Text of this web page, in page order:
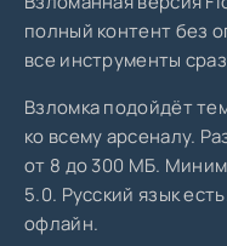
полный контент без
все инструменты
Взломка подойдёт
ко всему арсеналу.
от 8 до 300 МБ.
5.0. Русский язык
офлайн.